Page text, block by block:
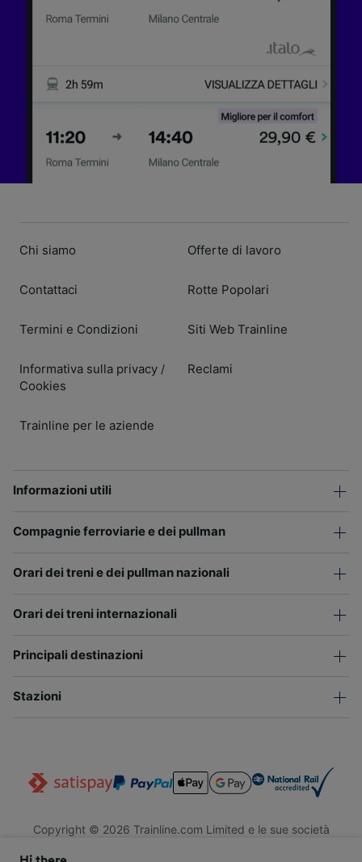
Chi siamo
Contattaci
Termini e Condizioni
Informativa sulla privacy /
Cookies
Trainline per le aziende
Offerte di lavoro
Rotte Popolari
Siti Web Trainline
Reclami
Informazioni utili
Compagnie ferroviarie e dei pullman
Orari dei treni e dei pullman nazionali
Orari dei treni internazionali
Principali destinazioni
Stazioni
Copyright © 2026 Trainline.com Limited e le sue società